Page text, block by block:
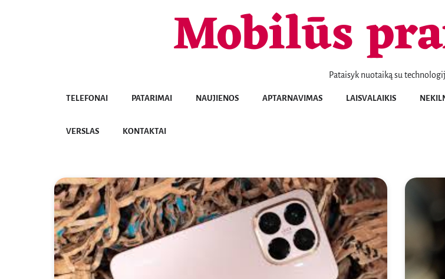
MobilūsPataisyk nuotaiką su
TELEFONAI PATARIMAI NAUJIENOS APTARNAVIMAS LAISVALAIKIS
VERSLAS KONTAKTAI